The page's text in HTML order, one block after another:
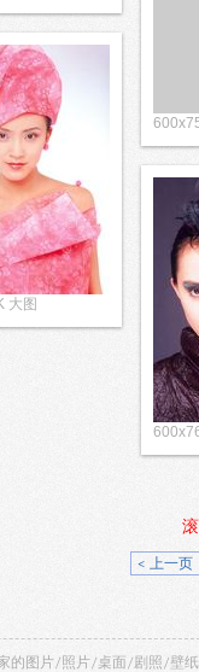
大图
< 上一页
的图片/照片/桌面/剧照/壁